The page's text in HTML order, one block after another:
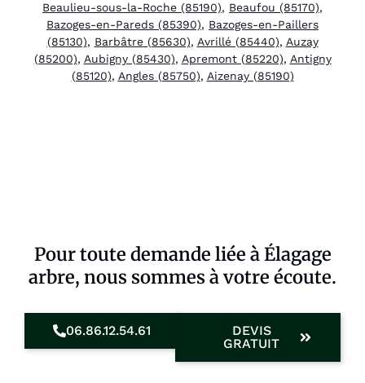
Beaulieu-sous-la-Roche (85190), Beaufou (85170),
Bazoges-en-Pareds (85390), Bazoges-en-Paillers
(85130), Barbâtre (85630), Avrillé (85440), Auzay
(85200), Aubigny (85430), Apremont (85220), Antigny
(85120), Angles (85750), Aizenay (85190)
Pour toute demande liée à Élagage
arbre, nous sommes à votre écoute.
06.86.12.54.61
DEVIS
GRATUIT